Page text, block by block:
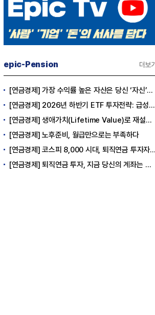
epic-Pension 더보기
[연금경제] 가장 수익률 높은 자산은 당신 ‘자신’이다
[연금경제] 2026년 하반기 ETF 투자전략: 급성장의 상반기를 접고, 이제 '실적'이 가르는 하반기를 맞다
[연금경제] 생애가치(Lifetime Value)로 재설계하는 은퇴 후 안정적 생활보장과 평생소득 전략
[연금경제] 노후준비, 월급만으로는 부족하다
[연금경제] 코스피 8,000 시대, 퇴직연금 투자자는 왜 지금 FOMO를 경계해야 하는가
[연금경제] 퇴직연금 투자, 지금 당신의 계좌는 어느 편인가?